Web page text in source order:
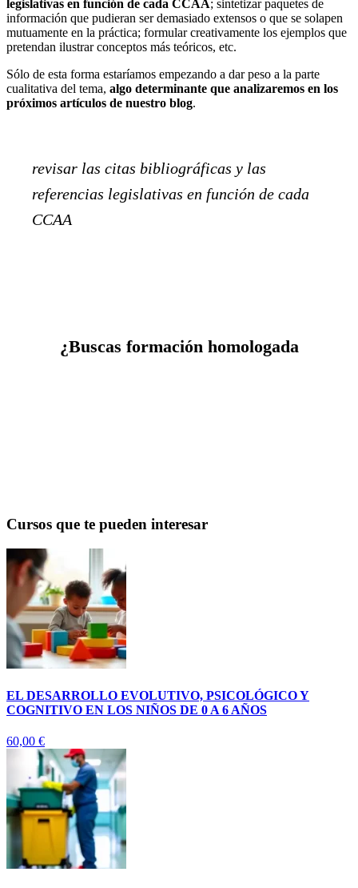
legislativas en función de cada CCAA; sintetizar paquetes de
información que pudieran ser demasiado extensos o que se solapen
mutuamente en la práctica; formular creativamente los ejemplos que
pretendan ilustrar conceptos más teóricos, etc.
Sólo de esta forma estaríamos empezando a dar peso a la parte
cualitativa del tema, algo determinante que analizaremos en los
próximos artículos de nuestro blog.
revisar las citas bibliográficas y las
referencias legislativas en función de cada
CCAA
¿Buscas formación homologada
Cursos que te pueden interesar
EL DESARROLLO EVOLUTIVO, PSICOLÓGICO Y
COGNITIVO EN LOS NIÑOS DE 0 A 6 AÑOS
60,00 €